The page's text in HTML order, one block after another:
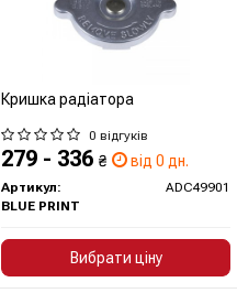
Кришка радіатора
0 відгуків
279 - 336 ₴ від 0 дн.
Артикул:
ADC49901
BLUE PRINT
Вибрати ціну